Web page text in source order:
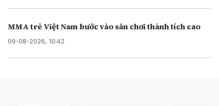
MMA trẻ Việt Nam bước vào sân chơi thành tích cao
09-08-2026, 10:42